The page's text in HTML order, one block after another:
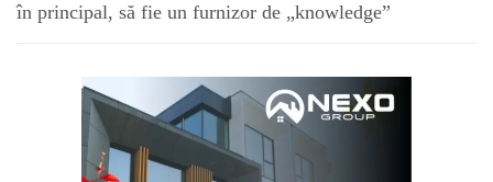
în principal, să fie un furnizor de „knowledge”